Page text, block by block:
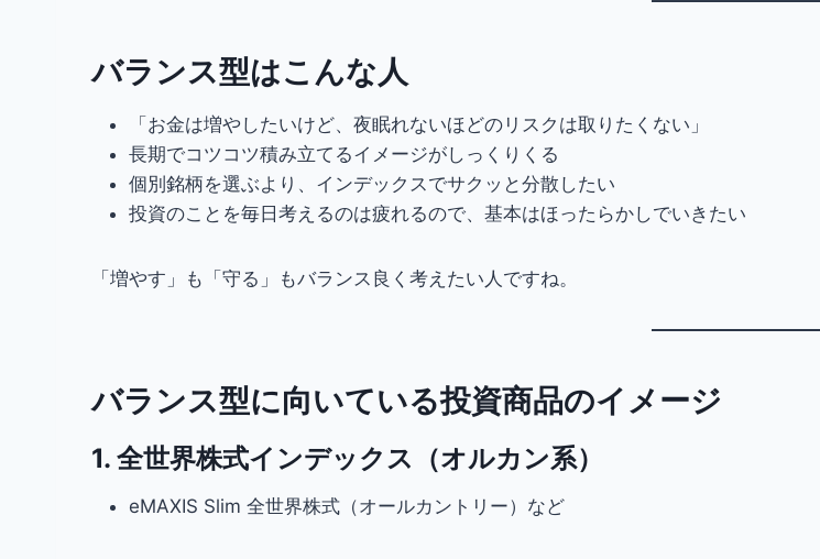
バランス型はこんな人
「お金は増やしたいけど、夜眠れないほどのリスクは取りたくない」
長期でコツコツ積み立てるイメージがしっくりくる
個別銘柄を選ぶより、インデックスでサクッと分散したい
投資のことを毎日考えるのは疲れるので、基本はほったらかしでいきたい
「増やす」も「守る」もバランス良く考えたい人ですね。
バランス型に向いている投資商品のイメージ
1. 全世界株式インデックス（オルカン系）
eMAXIS Slim 全世界株式（オールカントリー）など